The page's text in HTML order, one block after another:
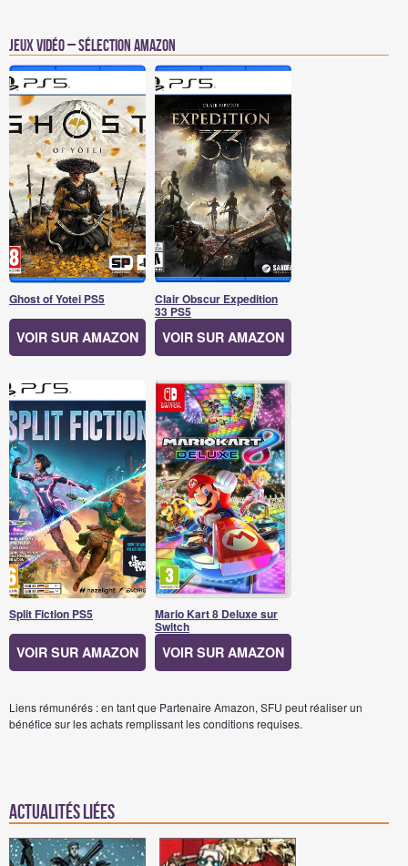
Jeux vidéo – Sélection Amazon
Ghost of Yotei PS5
VOIR SUR AMAZON
Clair Obscur Expedition
33 PS5
VOIR SUR AMAZON
Split Fiction PS5
VOIR SUR AMAZON
Mario Kart 8 Deluxe sur
Switch
VOIR SUR AMAZON
Liens rémunérés : en tant que Partenaire Amazon, SFU peut réaliser un
bénéfice sur les achats remplissant les conditions requises.
Actualités Liées